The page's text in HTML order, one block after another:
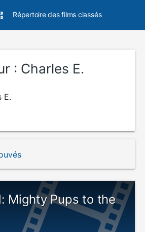
Répertoire des films classés
: Charles E.
E.
Mighty Pups to the